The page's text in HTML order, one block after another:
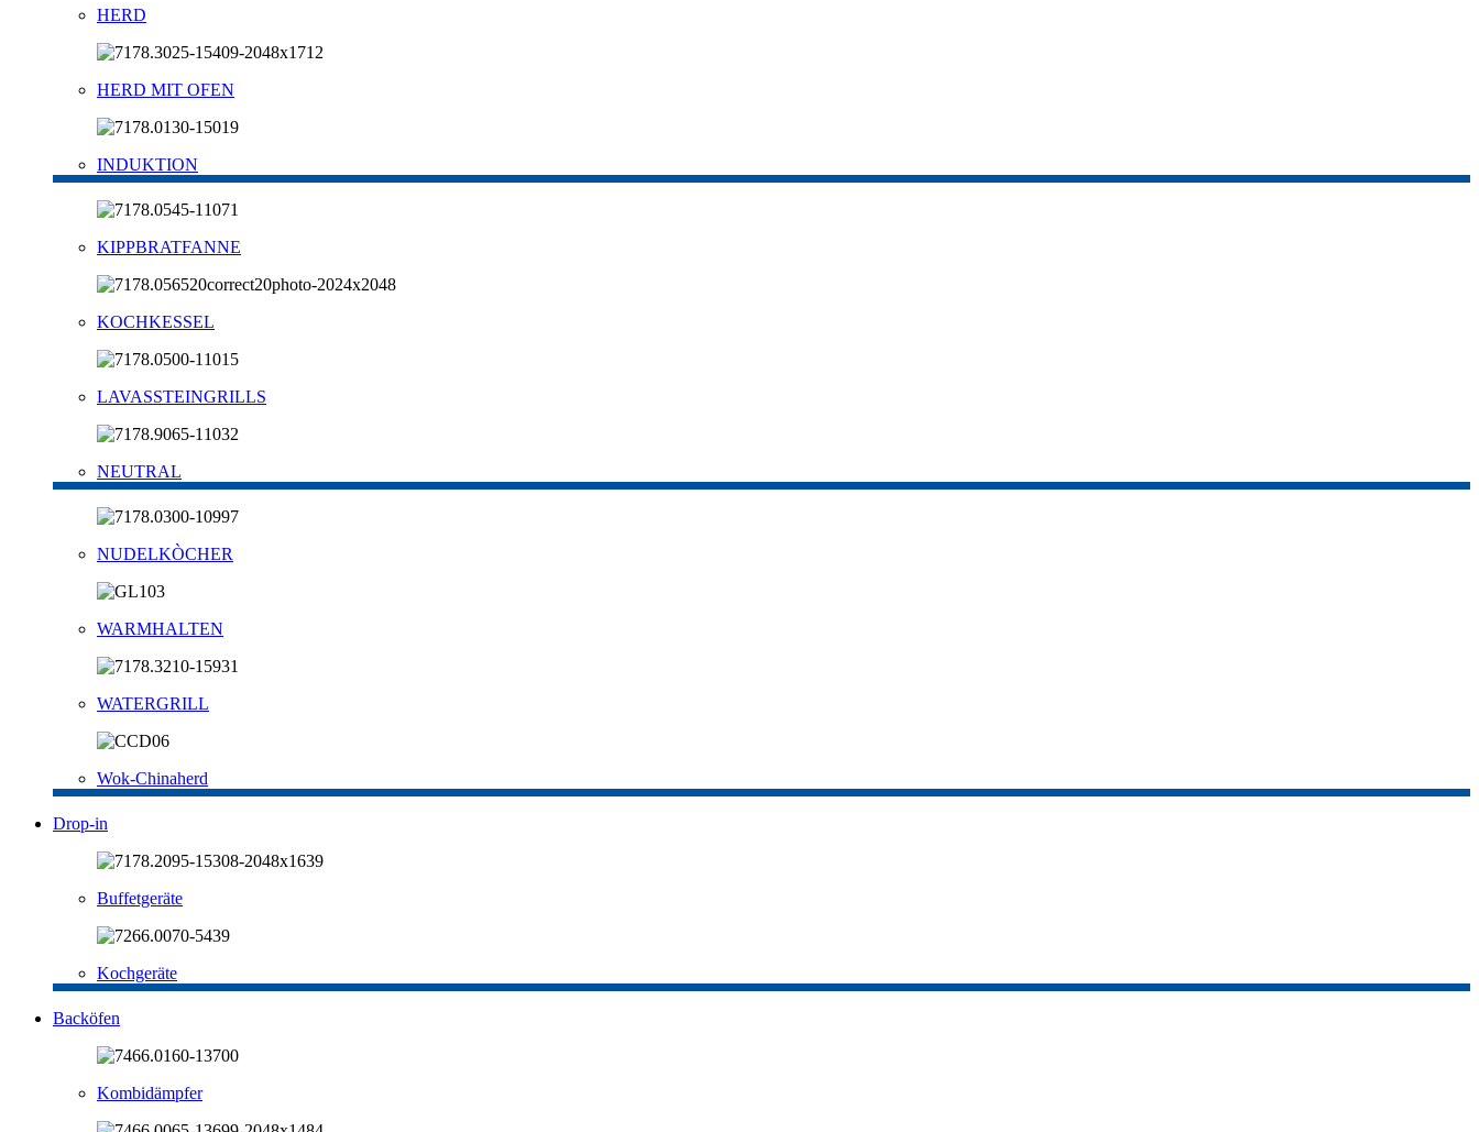
HERD
HERD MIT OFEN
INDUKTION
KIPPBRATFANNE
KOCHKESSEL
LAVASSTEINGRILLS
NEUTRAL
NUDELKÒCHER
WARMHALTEN
WATERGRILL
Wok-Chinaherd
Drop-in
Buffetgeräte
Kochgeräte
Backöfen
Kombidämpfer